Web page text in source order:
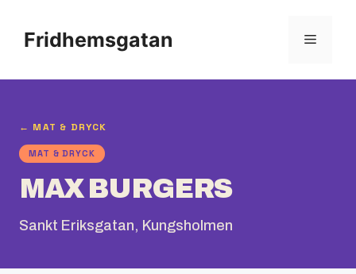
innehållFridhemsgatan Meny
← MAT & DRYCK
MAT & DRYCK
MAX BURGERS
Sankt Eriksgatan, Kungsholmen